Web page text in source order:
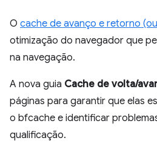
O cache de avanço e retorno
otimização do navegador que
na navegação.
A nova guia Cache de volta/
páginas para garantir que elas
o bfcache e identificar
qualificação.